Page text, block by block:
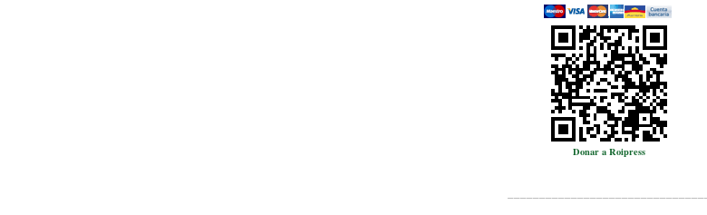
Donar a Roipress